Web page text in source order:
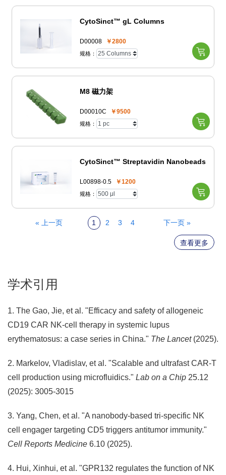
CytoSinct™ gL Columns
D00008 ￥2800
规格：
M8 磁力架
D00010C ￥9500
规格：
CytoSinct™ Streptavidin Nanobeads
L00898-0.5 ￥1200
规格：
« 上一页 1 2 3 4 下一页 »
查看更多
学术引用
1. The Gao, Jie, et al. "Efficacy and safety of allogeneic
CD19 CAR NK-cell therapy in systemic lupus
erythematosus: a case series in China." The Lancet(2025).
2. Markelov, Vladislav, et al. "Scalable and ultrafast CAR-T
cell production using microfluidics." Lab on a Chip 25.12
(2025): 3005-3015
3. Yang, Chen, et al. "A nanobody-based tri-specific NK
cell engager targeting CD5 triggers antitumor immunity."
Cell Reports Medicine 6.10 (2025).
4. Hui, Xinhui, et al. "GPR132 regulates the function of NK